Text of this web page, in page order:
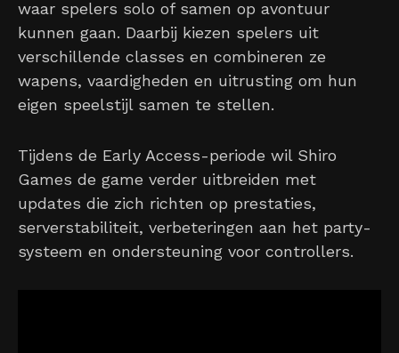
waar spelers solo of samen op avontuur
kunnen gaan. Daarbij kiezen spelers uit
verschillende classes en combineren ze
wapens, vaardigheden en uitrusting om hun
eigen speelstijl samen te stellen.
Tijdens de Early Access-periode wil Shiro
Games de game verder uitbreiden met
updates die zich richten op prestaties,
serverstabiliteit, verbeteringen aan het party-
systeem en ondersteuning voor controllers.